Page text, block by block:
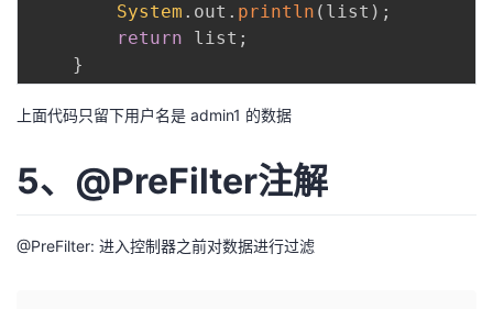
System . out . println ( list ) ;
return list ;
}
上面代码只留下用户名是 admin1 的数据
5、@PreFilter注解
@PreFilter: 进入控制器之前对数据进行过滤